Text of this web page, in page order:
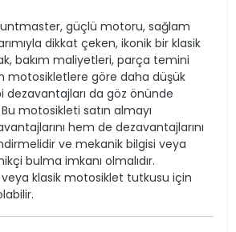
güçlü motoru, sağlam
dikkat çeken, ikonik bir klasik
bakım maliyetleri, parça temini
motosikletlere göre daha düşük
dezavantajları da göz önünde
motosikleti satın almayı
hem de dezavantajlarını
ve mekanik bilgisi veya
bulma imkanı olmalıdır.
veya klasik motosiklet tutkusu için